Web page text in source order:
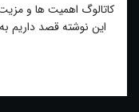
کاتالوگ اهمیت ها و
این نوشته قصد داریم